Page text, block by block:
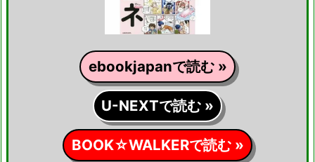
ebookjapanで読む »
U-NEXTで読む »
BOOK☆WALKERで読む »